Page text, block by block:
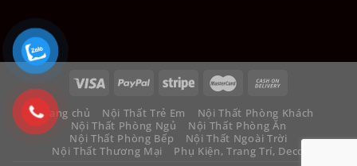
Trang chủ Nội Thất Trẻ Em
Nội Thất Phòng Khách
Nội Thất Phòng Ngủ
Nội Thất Phòng Ăn
Nội Thất Phòng Bếp
Nội Thất Ngoài Trời
Nội Thất Thương Mại
Phụ Kiện, Trang Trí, Decor